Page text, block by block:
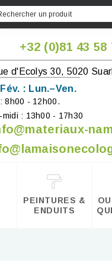
+32 (0)81 43 58
d'Ecolys 30, 5020
: Lun.–Ven.
8h00 - 12h00.
midi : 13h00 - 17h30
PEINTURES &
ENDUITS